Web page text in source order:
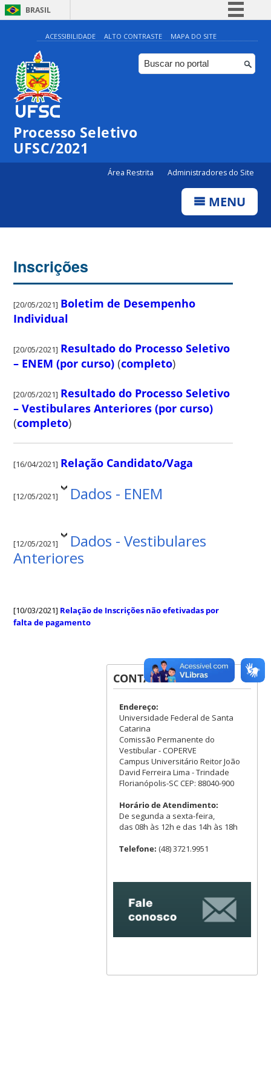
BRASIL
Simplifique!
Comunica BR
Participe
ACESSIBILIDADE ALTO CONTRASTE MAPA DO SITE
Processo Seletivo
UFSC/2021
Área Restrita Administradores do Site
MENU
Inscrições
[20/05/2021] Boletim de Desempenho
Individual
[20/05/2021] Resultado do Processo Seletivo
– ENEM (por curso) (completo)
[20/05/2021] Resultado do Processo Seletivo
– Vestibulares Anteriores (por curso)
(completo)
[16/04/2021] Relação Candidato/Vaga
[12/05/2021] Dados - ENEM
[12/05/2021]
Dados - Vestibulares
Anteriores
[10/03/2021] Relação de Inscrições não efetivadas por
falta de pagamento
CONTATOS
Endereço:
Universidade Federal de Santa
Catarina
Comissão Permanente do
Vestibular - COPERVE
Campus Universitário Reitor João
David Ferreira Lima - Trindade
Florianópolis-SC CEP: 88040-900
Horário de Atendimento:
De segunda a sexta-feira,
das 08h às 12h e das 14h às 18h
Telefone: (48) 3721.9951